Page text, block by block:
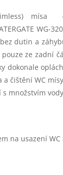
WG-
dutin a
ze zadní
dokonale
čištění WC
množstvím
na usazení